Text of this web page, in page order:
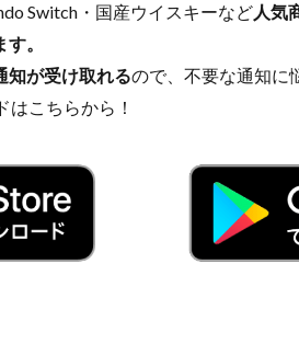
Switch・国産ウイスキーなど人気
。
知が受け取れるので、不要な通知に
はこちらから！